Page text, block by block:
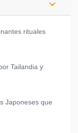
rituales
Tailandia y
Japoneses que